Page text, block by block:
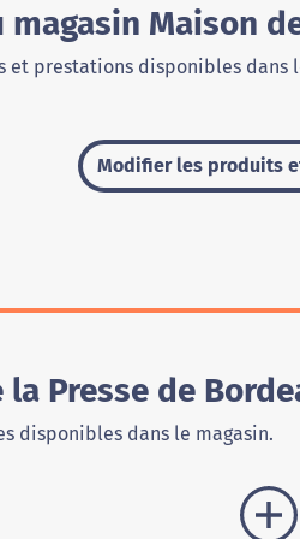
Maison
et prestations disponibles dans
Modifier les produits
Presse de
disponibles dans le magasin.